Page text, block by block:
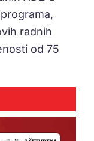
radnih
od 75